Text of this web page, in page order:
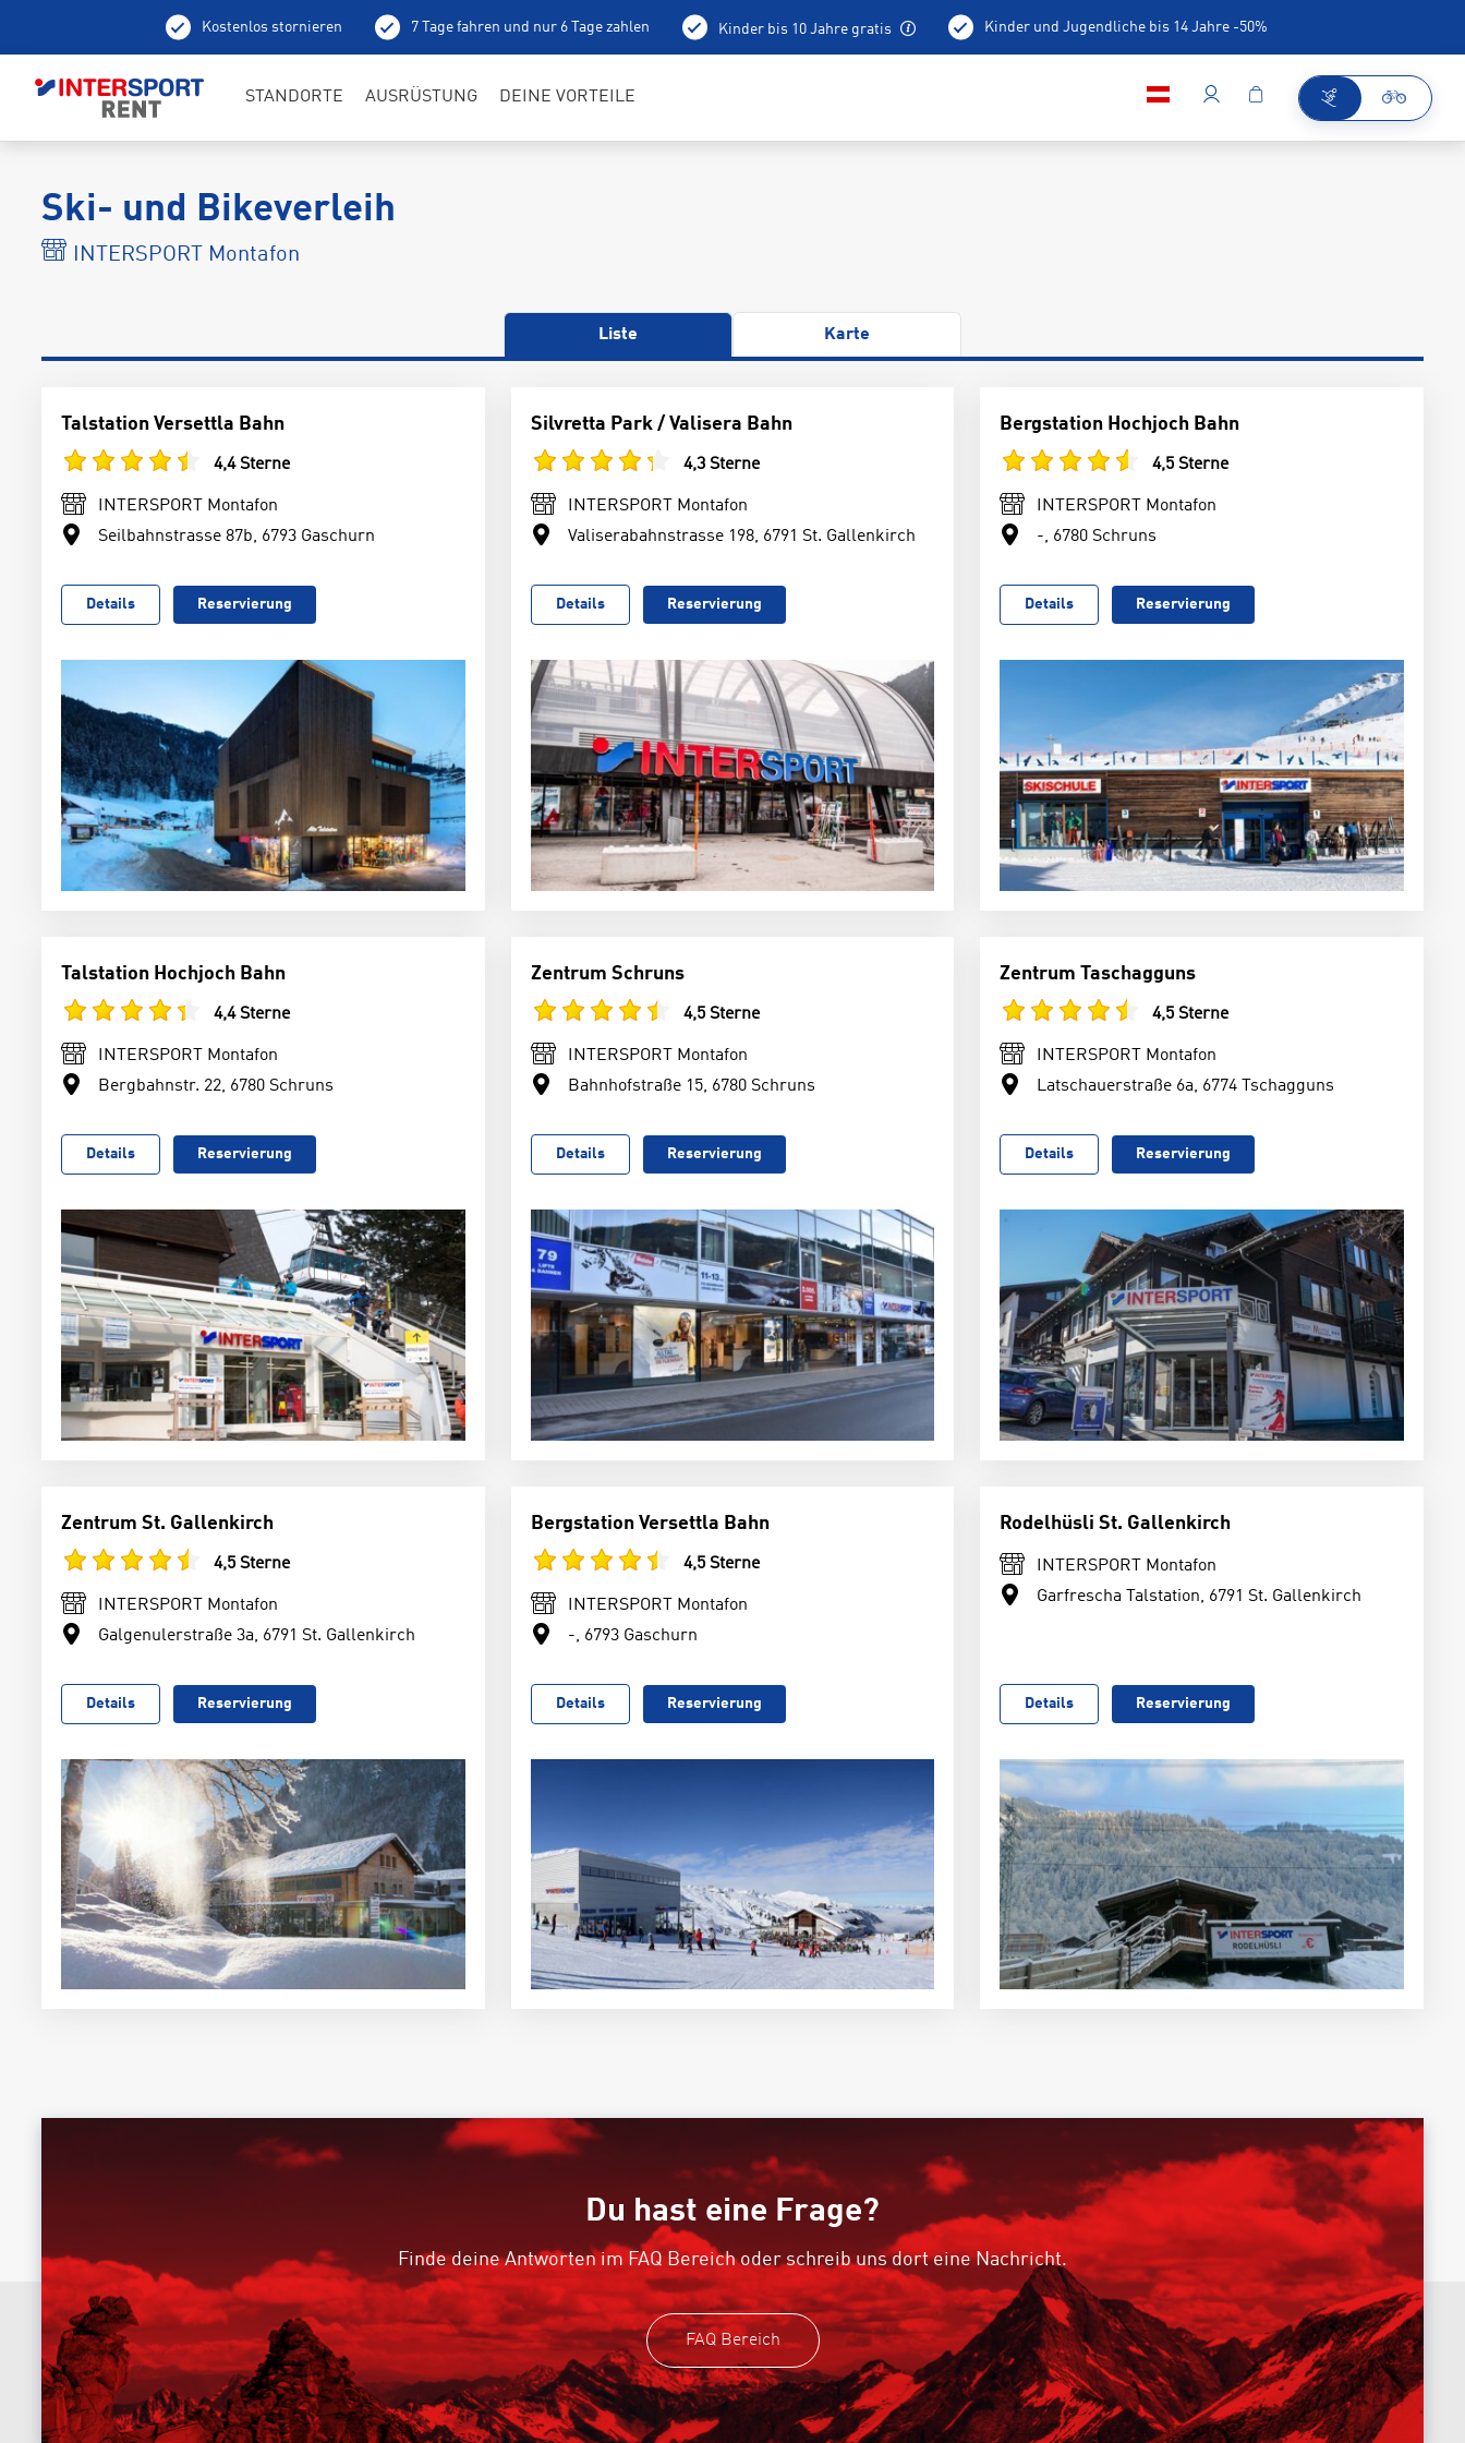
Kostenlos stornieren 7 Tage fahren und nur 6 Tage zahlen Kinder bis 10 Jahre gratis Kinder und Jugendliche bis 14 Jahre -50%
STANDORTE AUSRÜSTUNG DEINE VORTEILE
Ski- und Bikeverleih
INTERSPORT Montafon
Liste Karte
Talstation Versettla Bahn
4,4 Sterne
INTERSPORT Montafon
Seilbahnstrasse 87b, 6793 Gaschurn
Details Reservierung
Silvretta Park / Valisera Bahn
4,3 Sterne
INTERSPORT Montafon
Valiserabahnstrasse 198, 6791 St. Gallenkirch
Details Reservierung
Bergstation Hochjoch Bahn
4,5 Sterne
INTERSPORT Montafon
-, 6780 Schruns
Details Reservierung
Talstation Hochjoch Bahn
4,4 Sterne
INTERSPORT Montafon
Bergbahnstr. 22, 6780 Schruns
Details Reservierung
Zentrum Schruns
4,5 Sterne
INTERSPORT Montafon
Bahnhofstraße 15, 6780 Schruns
Details Reservierung
Zentrum Taschagguns
4,5 Sterne
INTERSPORT Montafon
Latschauerstraße 6a, 6774 Tschagguns
Details Reservierung
Zentrum St. Gallenkirch
4,5 Sterne
INTERSPORT Montafon
Galgenulerstraße 3a, 6791 St. Gallenkirch
Details Reservierung
Bergstation Versettla Bahn
4,5 Sterne
INTERSPORT Montafon
-, 6793 Gaschurn
Details Reservierung
Rodelhüsli St. Gallenkirch
INTERSPORT Montafon
Garfrescha Talstation, 6791 St. Gallenkirch
Details Reservierung
Du hast eine Frage?
Finde deine Antworten im FAQ Bereich oder schreib uns dort eine Nachricht.
FAQ Bereich